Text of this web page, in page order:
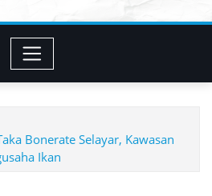
Bonerate Selayar, Kawasan
Ikan